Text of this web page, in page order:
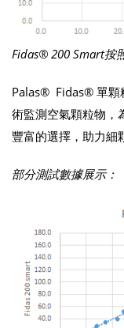
Fidas® 200 Smart按
Palas® Fidas® 單顆
術監測空氣顆粒物，
豐富的選擇，助力細
部分測試數據展示：